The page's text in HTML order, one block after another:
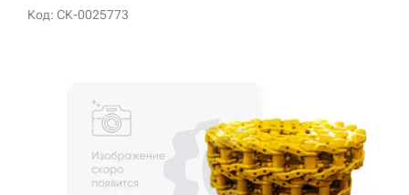
Код: СК-0025773
sksale@skdst.ru
+7 (499) 394-50-93